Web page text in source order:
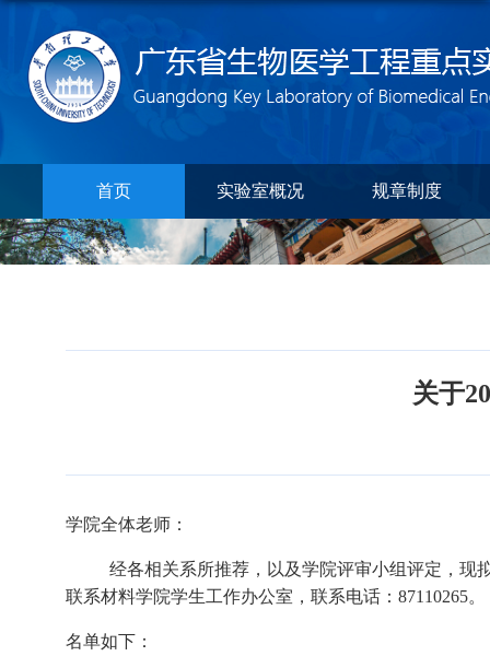
首页 实验室概况 规章制度
关于
学院全体老师：
经各相关系所推荐，以及学院评审小组评定，现
联系材料学院学生工作办公室，联系电话： 87110265。
名单如下：